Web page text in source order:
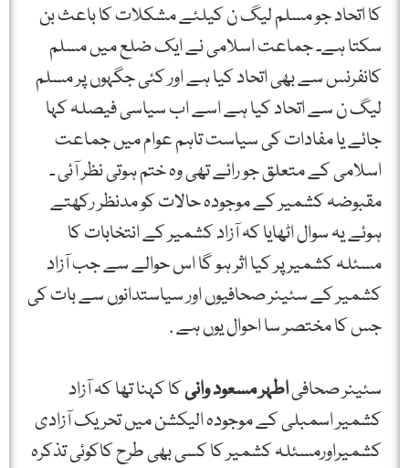
کا اتحاد جو مسلم لیگ ن کیلئے مشکلات کا باعث بن
سکتا ہے۔ جماعت اسلامی نے ایک ضلع میں مسلم
کانفرنس سے بھی اتحاد کیا ہے اور کئی جگہوں پر مسلم
لیگ ن سے اتحاد کیا ہے اسے اب سیاسی فیصلہ کہا
جائے یا مفادات کی سیاست تاہم عوام میں جماعت
اسلامی کے متعلق جو رائے تھی وہ ختم ہوتی نظر آئی ۔
مقبوضہ کشمیر کے موجودہ حالات کو مدنظر رکھتے
ہوئے یہ سوال اٹھایا کہ آزاد کشمیر کے انتخابات کا
مسئلہ کشمیر پر کیا اثر ہو گا اس حوالے سے جب آزاد
کشمیر کے سئینر صحافیوں اور سیاستدانوں سے بات کی
جس کا مختصر سا احوال یوں ہے .
سئینر صحافیاطہر مسعود وانیکا کہنا تھا کہ آزاد
کشمیر اسمبلی کے موجودہ الیکشن میں تحریک آزادی
کشمیراورمسئلہ کشمیر کا کسی بھی طرح کاکوئی تذکرہ